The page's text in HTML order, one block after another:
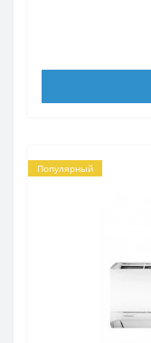
Популярный